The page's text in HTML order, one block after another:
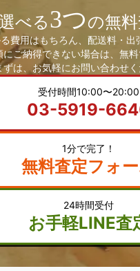
べる3つの無
費用はもちろん、配送料・出
にご納得できない場合は、無
は、お気軽にお問い合わせく
受付時間10:00〜20:00
03-5919-
1分で完了！
無料査定フォ
24時間受付
お手軽LINE査